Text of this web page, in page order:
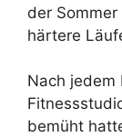
der
härtere
Nach jedem
bemüht